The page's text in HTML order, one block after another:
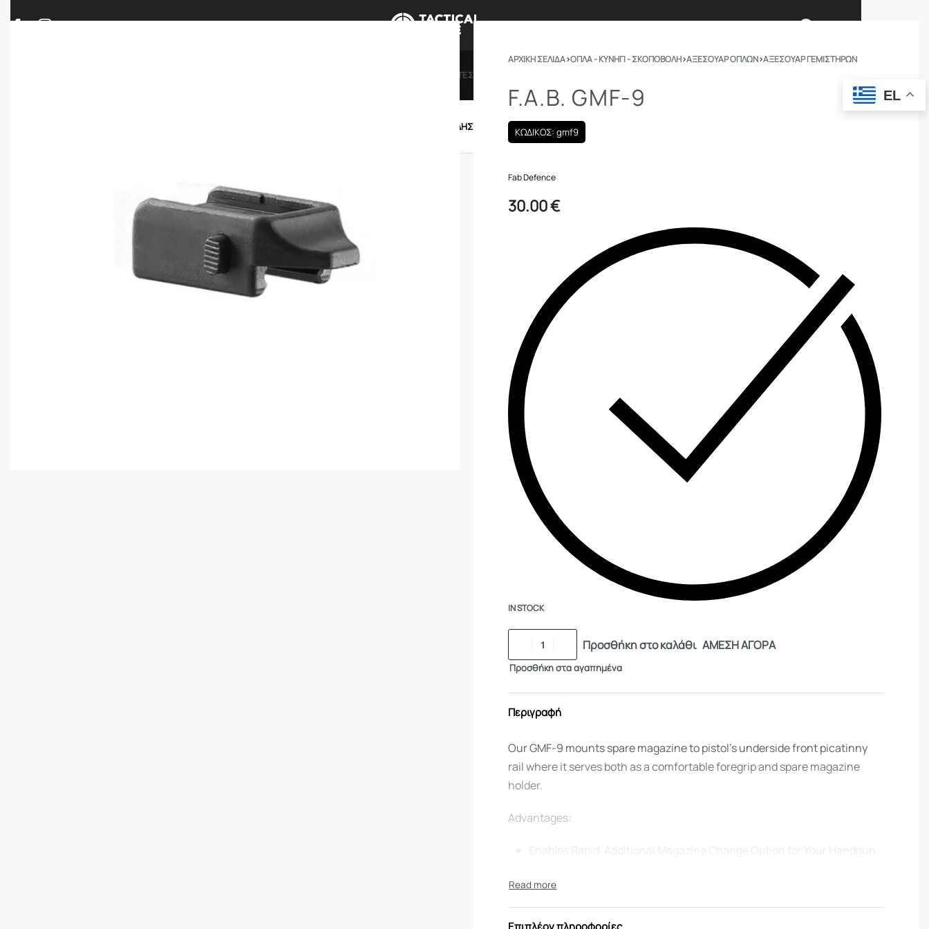
ΔΩΡΟΚΑΡΤΕΣ
ΕΝΔΥΣΗ – ΥΠΟΔΗΣΗ ΕΞΟΠΛΙΣΜΟΣ
ΑΡΧΙΚΉ ΣΕΛΊΔΑ›ΟΠΛΑ - ΚΥΝΗΓΙ - ΣΚΟΠΟΒΟΛΗ›ΑΞΕΣΟΥΑΡ ΟΠΛΩΝ›ΑΞΕΣΟΥΆΡ ΓΕΜΙΣΤΉΡΩΝ
F.A.B. GMF-9
ΚΩΔΙΚΟΣ: gmf9
Fab Defence
30.00€
IN STOCK
Προσθήκη στο καλάθι ΑΜΕΣΗ ΑΓΟΡΑ
Προσθήκη στα αγαπημένα
Περιγραφή
Our GMF-9 mounts spare magazine to pistol’s underside front picatinny
rail where it serves both as a comfortable foregrip and spare magazine
holder.
Advantages:
Enables Rapid, Additional Magazine Change Option for Your Handgun
Buttplate
Easy to Fit & Operate
Durable, Lightweight Polymer Construction
EL